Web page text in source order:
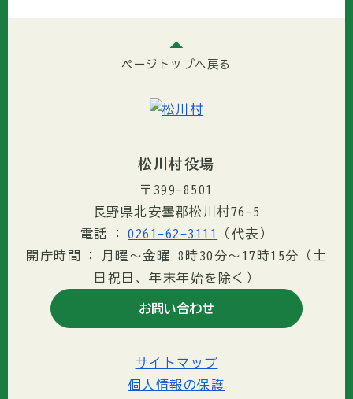
ページトップへ戻る
松川村役場
〒399-8501
長野県北安曇郡松川村76-5
電話
0261-62-3111
（代表）
開庁時間
月曜～金曜 8時30分〜17時15分（土
日祝日、年末年始を除く）
お問い合わせ
サイトマップ
個人情報の保護